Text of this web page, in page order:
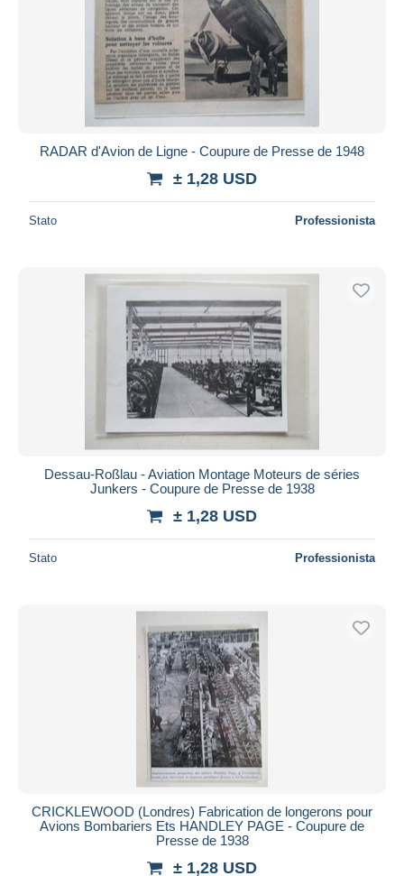
RADAR d'Avion de Ligne - Coupure de Presse de 1948
± 1,28 USD
Stato Professionista
Dessau-Roßlau - Aviation Montage Moteurs de séries
Junkers - Coupure de Presse de 1938
± 1,28 USD
Stato Professionista
CRICKLEWOOD (Londres) Fabrication de longerons pour
Avions Bombariers Ets HANDLEY PAGE - Coupure de
Presse de 1938
± 1,28 USD